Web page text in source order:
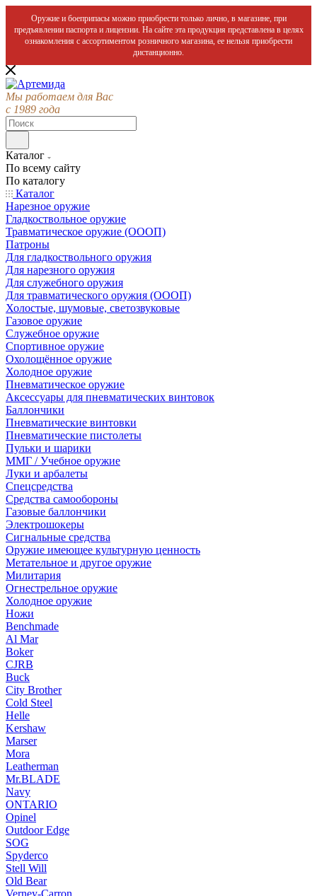
Оружие и боеприпасы можно приобрести только лично, в магазине, при
предъявлении паспорта и лицензии. На сайте эта продукция представлена в целях
ознакомления с ассортиментом розничного магазина, ее нельзя приобрести
дистанционно.
Мы работаем для Вас
с 1989 года
Каталог
По всему сайту
По каталогу
Каталог
Нарезное оружие
Гладкоствольное оружие
Травматическое оружие (ОООП)
Патроны
Для гладкоствольного оружия
Для нарезного оружия
Для служебного оружия
Для травматического оружия (ОООП)
Холостые, шумовые, светозвуковые
Газовое оружие
Служебное оружие
Спортивное оружие
Охолощённое оружие
Холодное оружие
Пневматическое оружие
Аксессуары для пневматических винтовок
Баллончики
Пневматические винтовки
Пневматические пистолеты
Пульки и шарики
ММГ / Учебное оружие
Луки и арбалеты
Спецсредства
Средства самообороны
Газовые баллончики
Электрошокеры
Сигнальные средства
Оружие имеющее культурную ценность
Метательное и другое оружие
Милитария
Огнестрельное оружие
Холодное оружие
Ножи
Benchmade
Al Mar
Boker
CJRB
Buck
City Brother
Cold Steel
Helle
Kershaw
Marser
Mora
Leatherman
Mr.BLADE
Navy
ONTARIO
Opinel
Outdoor Edge
SOG
Spyderco
Stell Will
Old Bear
Verney-Carron